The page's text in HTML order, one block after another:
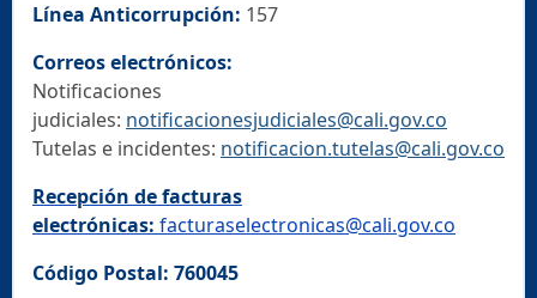
Línea Anticorrupción: 157
Correos electrónicos:
Notificaciones
judiciales: notificacionesjudiciales@cali.gov.co
Tutelas e incidentes: notificacion.tutelas@cali.gov.co
Recepción de facturas
electrónicas: facturaselectronicas@cali.gov.co
Código Postal: 760045